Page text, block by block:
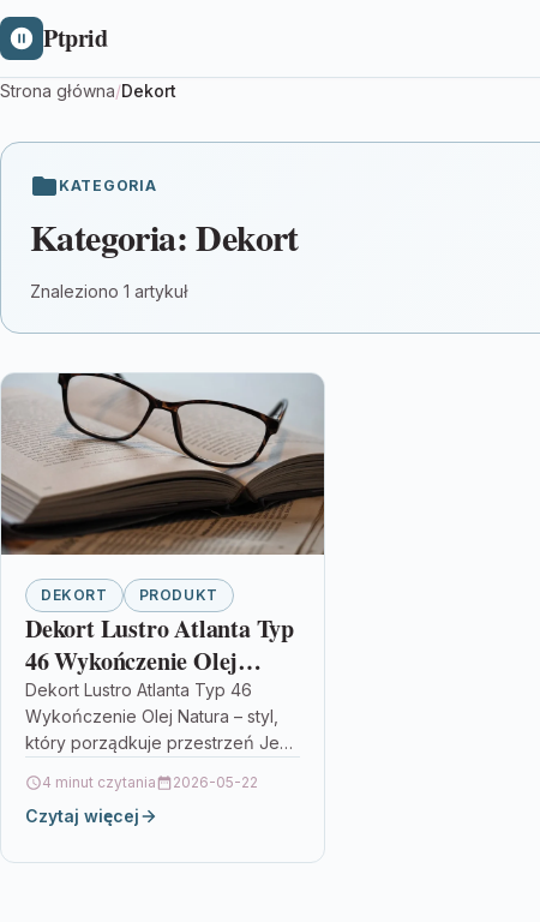
Ptprid
Strona główna/Dekort
KATEGORIA
Kategoria:Dekort
Znaleziono 1 artykuł
DEKORT PRODUKT
Dekort Lustro Atlanta Typ
46 Wykończenie Olej
Natura
Dekort Lustro Atlanta Typ 46
Wykończenie Olej Natura – styl,
który porządkuje przestrzeń Jeśli
dodaje wnętrzu charakteru i
sprawia,…
4 minut czytania 2026-05-22
Czytaj więcej